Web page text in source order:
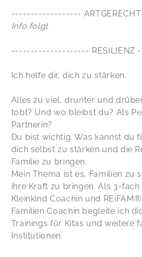
------------------
Info folgt
--------------------
Ich helfe dir, dich zu stärken.
Alles zu viel, drunter und
tobt? Und wo bleibst du? Als
Partnerin?
Du bist wichtig. Was kannst du
dich selbst zu stärken und die
Familie zu bringen.
Mein Thema ist es, Familien zu
ihre Kraft zu bringen. Als 3-
Kleinkind Coachin und
Familien Coachin begleite ich
Trainings für Kitas und weitere
Institutionen.